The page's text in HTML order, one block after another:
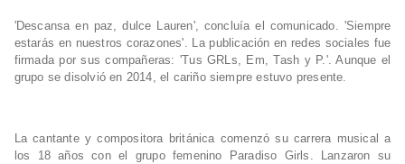
'Descansa en paz, dulce Lauren', concluía el comunicado. 'Siempre
estarás en nuestros corazones'. La publicación en redes sociales fue
firmada por sus compañeras: 'Tus GRLs, Em, Tash y P.'. Aunque el
grupo se disolvió en 2014, el cariño siempre estuvo presente.
La cantante y compositora británica comenzó su carrera musical a
los 18 años con el grupo femenino Paradiso Girls. Lanzaron su